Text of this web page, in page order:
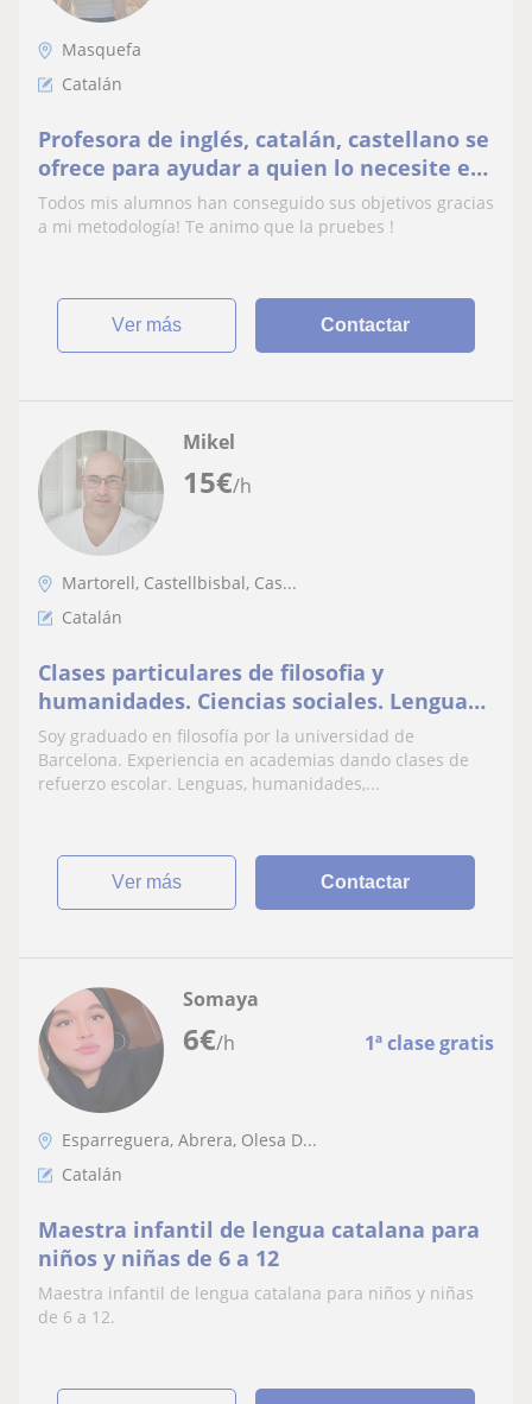
Masquefa
Catalán
Profesora de inglés, catalán, castellano se
ofrece para ayudar a quien lo necesite en
verano, de una manera totalmente
practica y orientada exclusivamente a la
Todos mis alumnos han conseguido sus objetivos gracias
a mi metodología! Te animo que la pruebes !
ver más Contactar
15€/h
Mikel
Martorell, Castellbisbal, Cas...
Catalán
Clases particulares de filosofia y
humanidades. Ciencias sociales. Lenguas:
catalán y castellano
Soy graduado en filosofía por la universidad de
Barcelona. Experiencia en academias dando clases de
refuerzo escolar. Lenguas, humanidades,...
ver más Contactar
6€/h 1ª clase gratis
Somaya
Esparreguera, Abrera, Olesa D...
Catalán
Maestra infantil de lengua catalana para
niños y niñas de 6 a 12
Maestra infantil de lengua catalana para niños y niñas
de 6 a 12.